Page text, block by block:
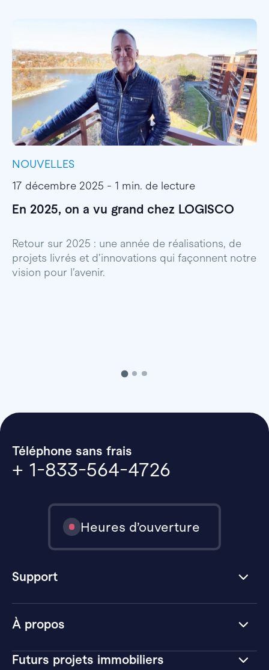
NOUVELLES
17 décembre 2025 - 1 min. de lecture
En 2025, on a vu grand chez LOGISCO
Retour sur 2025 : une année de réalisations, de
projets livrés et d’innovations qui façonnent notre
vision pour l’avenir.
À propos
Futurs projets immobiliers
Téléphone sans frais
+ 1-833-564-4726
Heures d’ouverture
Support